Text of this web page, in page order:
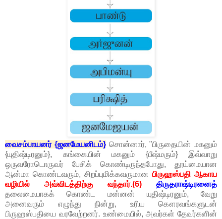
வைசம்பாயனர் {ஜனமேயனிடம்}சொன்னார், "பிருதையின் மகனும்
{யுதிஷ்டிரனும்}, கங்கையின் மகனும் {பீஷ்மரும்} இவ்வாறு
ஒருவரோடொருவர் பேசிக் கொண்டிருந்தபோது, தூய்மையான
ஆன்மா கொண்டவரும், சிறப்புமிக்கவருமான பிருஹஸ்பதி ஆகாய
வழியில் அவ்விடத்திற்கு வந்தார்.(6) திருதராஷ்டிரனைத்
தலைமையாகக் கொண்ட மன்னன் யுதிஷ்டிரனும், வேறு
அனைவரும் எழுந்து நின்று, உரிய கௌரவங்களுடன்
பிருஹஸ்பதியை வரவேற்றனர். உண்மையில், அவர்கள் தேவர்களின்